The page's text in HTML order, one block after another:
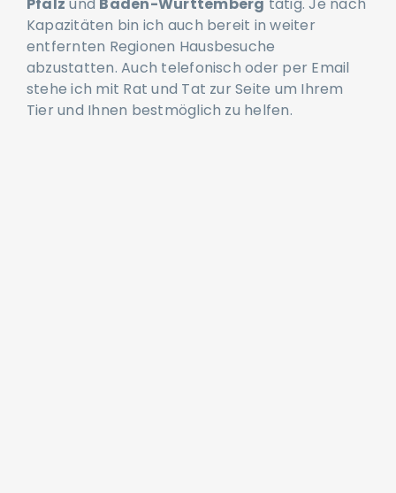
Vorrangig bin ich inNRW, Hessen, Rheinland-
PfalzundBaden-Württembergtätig. Je nach
Kapazitäten bin ich auch bereit in weiter
entfernten Regionen Hausbesuche
abzustatten. Auch telefonisch oder per Email
stehe ich mit Rat und Tat zur Seite um Ihrem